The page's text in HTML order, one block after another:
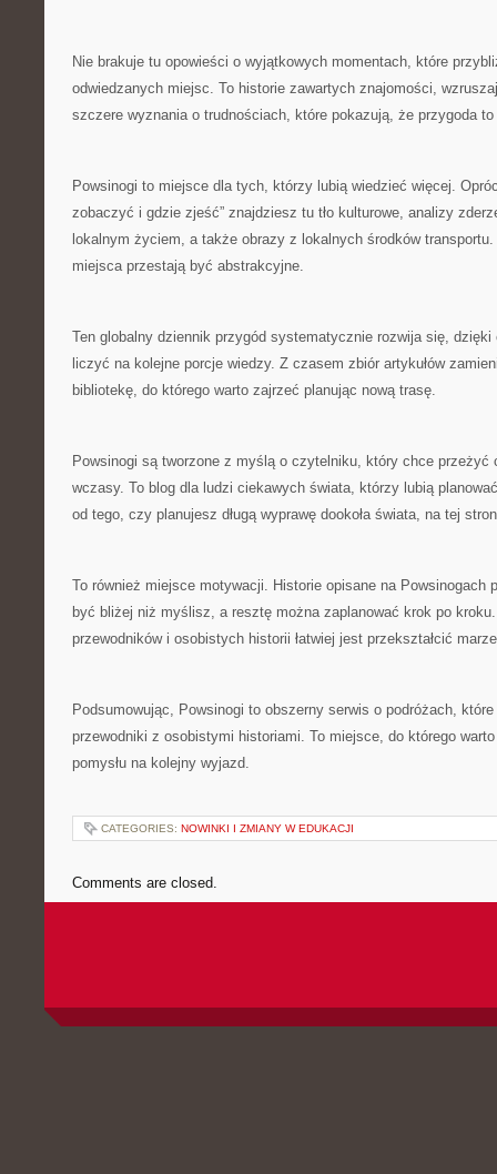
Nie brakuje tu opowieści o wyjątkowych momentach, które
odwiedzanych miejsc. To historie zawartych znajomości,
szczere wyznania o trudnościach, które pokazują, że przygoda
Powsinogi to miejsce dla tych, którzy lubią wiedzieć więcej.
zobaczyć i gdzie zjeść” znajdziesz tu tło kulturowe, analizy
lokalnym życiem, a także obrazy z lokalnych środków
miejsca przestają być abstrakcyjne.
Ten globalny dziennik przygód systematycznie rozwija się,
liczyć na kolejne porcje wiedzy. Z czasem zbiór artykułów
bibliotekę, do którego warto zajrzeć planując nową trasę.
Powsinogi są tworzone z myślą o czytelniku, który chce przeżyć
wczasy. To blog dla ludzi ciekawych świata, którzy lubią
od tego, czy planujesz długą wyprawę dookoła świata, na tej
To również miejsce motywacji. Historie opisane na Powsinogach
być bliżej niż myślisz, a resztę można zaplanować krok po
przewodników i osobistych historii łatwiej jest przekształcić
Podsumowując, Powsinogi to obszerny serwis o podróżach,
przewodniki z osobistymi historiami. To miejsce, do którego
pomysłu na kolejny wyjazd.
CATEGORIES: NOWINKI I ZMIANY W EDUKACJI
Comments are closed.